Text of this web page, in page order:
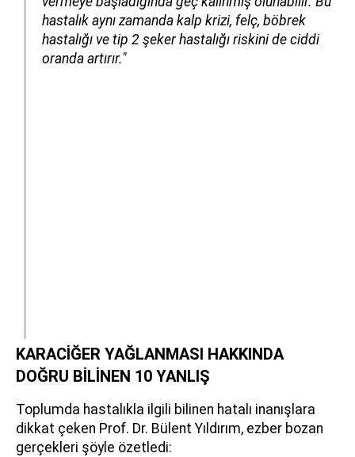
hastalık aynı zamanda kalp krizi, felç, böbrek
hastalığı ve tip 2 şeker hastalığı riskini de ciddi
oranda artırır."
KARACİĞER YAĞLANMASI HAKKINDA
DOĞRU BİLİNEN 10 YANLIŞ
Toplumda hastalıkla ilgili bilinen hatalı inanışlara
dikkat çeken Prof. Dr. Bülent Yıldırım, ezber bozan
gerçekleri şöyle özetledi: